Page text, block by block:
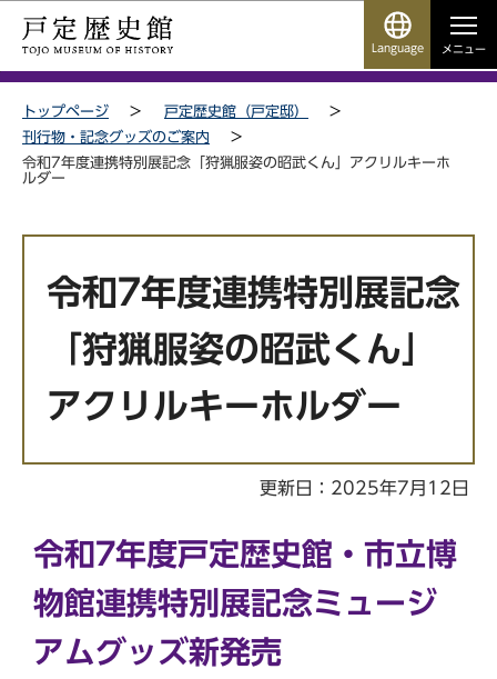
ペ
ト
このページの本文へ移動
Language メニュー
サイトメニューここまで
トップページ
戸定歴史館（戸定邸）
刊行物・記念グッズのご案内
令和7年度連携特別展記念「狩猟服姿の昭武くん」アクリルキーホ
ルダー
令和7年度連携特別展記念
「狩猟服姿の昭武くん」
アクリルキーホルダー
更新日：2025年7月12日
令和7年度戸定歴史館・市立博
物館連携特別展記念ミュージ
アムグッズ新発売